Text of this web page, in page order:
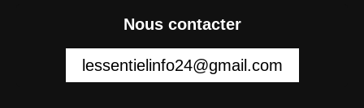
Nous contacter
lessentielinfo24@gmail.com